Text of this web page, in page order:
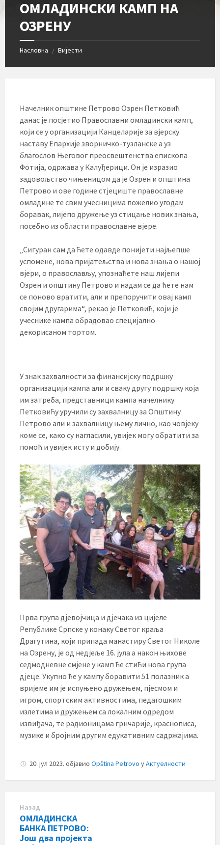
ОМЛАДИНСКИ КАМП НА
ОЗРЕНУ
Насловна / Вијести
Начелник општине Петрово Озрен Петковић
данас је посјетио Православни омладински камп,
који се у организацији Канцеларије за вјерску
наставу Епархије зворничко-тузланске а уз
благослов Његовог преосвештенства епископа
Фотија, одржава у Калуђерици. Он је изразио
задовољство чињеницом да је Озрен и општина
Петрово и ове године стјециште православне
омладине те свим учесницима пожелио угодам
боравак, лијепо дружење уз стицање нових знања,
посебно из области православне вјере.
„Сигуран сам да ћете одавде понијети најљепше
успомене, нова пријатељства и нова знања о нашој
вјери, о православљу, упознаћете наш лијепи
Озрен и општину Петрово и надам се да ћете нам
се поново вратити, али и препоручити овај камп
својим другарима“, рекао је Петковић, који је
учеснике кампа обрадовао специјално
декорисаном тортом.
У знак захвалности за финансијску подршку
организацији кампа али и сваку другу подршку која
им затреба, представници кампа начелнику
Петковићу уручили су захвалницу за Општину
Петрово али и захвалницу њему лично, као човјеку
коме се, како су нагласили, увијек могу обратити за
помоћ и увијек исту и добију.
Прва група дјевојчица и дјечака из цијеле
Републике Српске у конаку Светог краља
Драгутина, који припада манастиру Светог Николе
на Озрену, је од недјеље 16. јула а након њихове
седмодневне смјене у камп ће стићи нова група
дјеце. Укупно ће у кампу боравити 51 полазник а
вријеме им је испуњено дружењем, пјесмом и
игром, спортским активностима, педагошким
излетима и дружењем са локалним одредом
извиђача, те радионицама грнчарије, краснописа,
музике и бројним другим едукативним садржајима.
20. јул 2023. објавио Opština Petrovo уАктуелности
Назад
ОМЛАДИНСКА
БАНКА ПЕТРОВО:
Још два пројекта